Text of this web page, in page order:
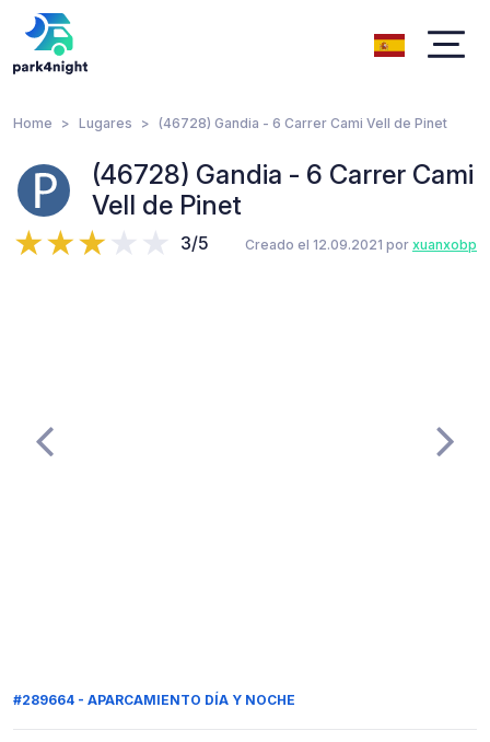
Home Lugares (46728) Gandia - 6 Carrer Cami Vell de Pinet
(46728) Gandia - 6 Carrer Cami
Vell de Pinet
3/5 Creado el 12.09.2021 por xuanxobp
#289664 - APARCAMIENTO DÍA Y NOCHE